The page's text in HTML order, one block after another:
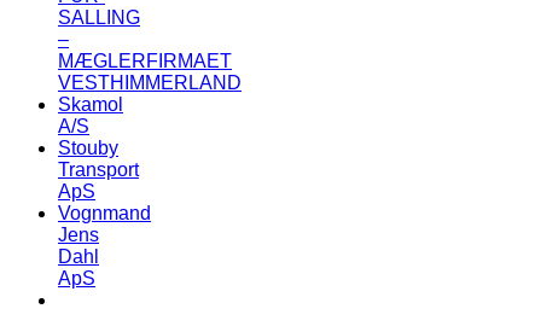
SALLING
–
MÆGLERFIRMAET
VESTHIMMERLAND
Skamol
A/S
Stouby
Transport
ApS
Vognmand
Jens
Dahl
ApS